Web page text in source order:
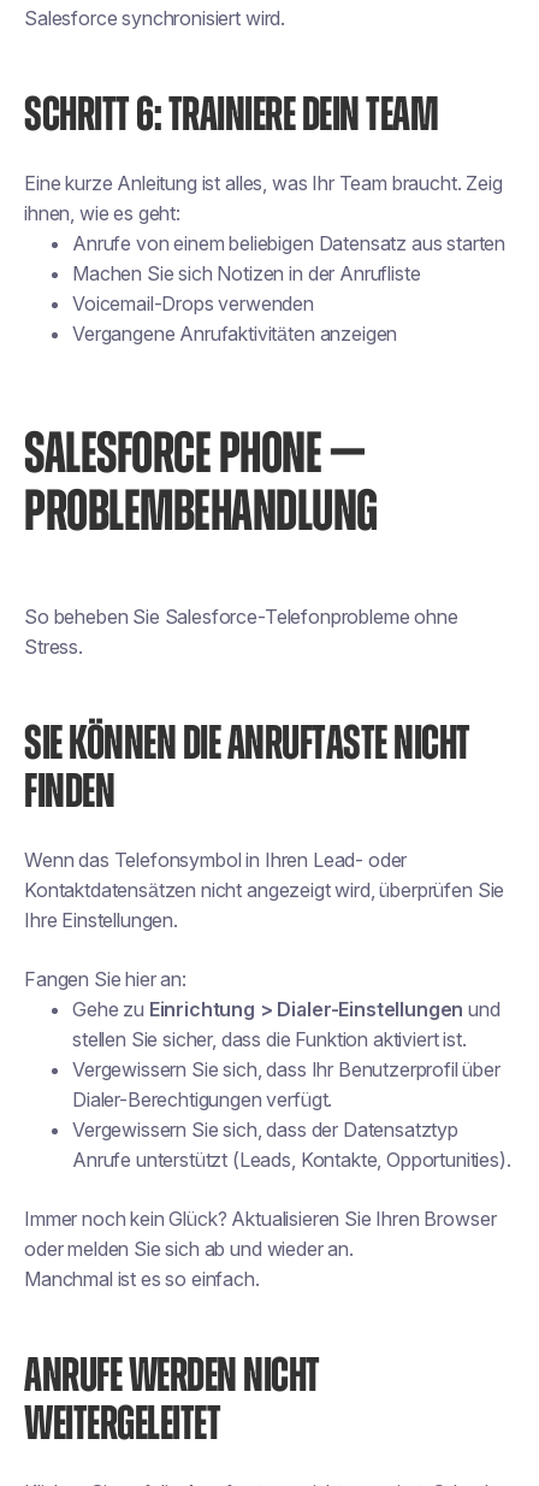
Salesforce synchronisiert wird.
SCHRITT 6: TRAINIERE DEIN TEAM
Eine kurze Anleitung ist alles, was Ihr Team braucht. Zeig
ihnen, wie es geht:
Anrufe von einem beliebigen Datensatz aus starten
Machen Sie sich Notizen in der Anrufliste
Voicemail-Drops verwenden
Vergangene Anrufaktivitäten anzeigen
SALESFORCE PHONE —
PROBLEMBEHANDLUNG
So beheben Sie Salesforce-Telefonprobleme ohne
Stress.
SIE KÖNNEN DIE ANRUFTASTE NICHT
FINDEN
Wenn das Telefonsymbol in Ihren Lead- oder
Kontaktdatensätzen nicht angezeigt wird, überprüfen Sie
Ihre Einstellungen.
Fangen Sie hier an:
Gehe zu Einrichtung > Dialer-Einstellungen und
stellen Sie sicher, dass die Funktion aktiviert ist.
Vergewissern Sie sich, dass Ihr Benutzerprofil über
Dialer-Berechtigungen verfügt.
Vergewissern Sie sich, dass der Datensatztyp
Anrufe unterstützt (Leads, Kontakte, Opportunities).
Immer noch kein Glück? Aktualisieren Sie Ihren Browser
oder melden Sie sich ab und wieder an.
Manchmal ist es so einfach.
ANRUFE WERDEN NICHT
WEITERGELEITET